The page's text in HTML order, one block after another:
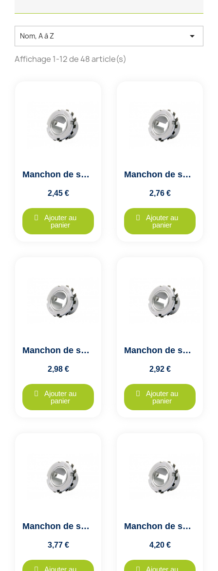
Nom, A à Z 
Affichage 1-12 de 48 article(s)
Manchon de serrage H204 FK
2,45 €
Ajouter au
panier
Manchon de serrage H205 FK
2,76 €
Ajouter au
panier
Manchon de serrage H206 FK
2,98 €
Ajouter au
panier
Manchon de serrage H207 FK
2,92 €
Ajouter au
panier
Manchon de serrage H208 FK
3,77 €
Ajouter au
Manchon de serrage H209 FK
4,20 €
Ajouter au